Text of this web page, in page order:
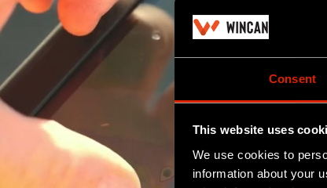
Consent
This website uses
We use cookies to
information about your